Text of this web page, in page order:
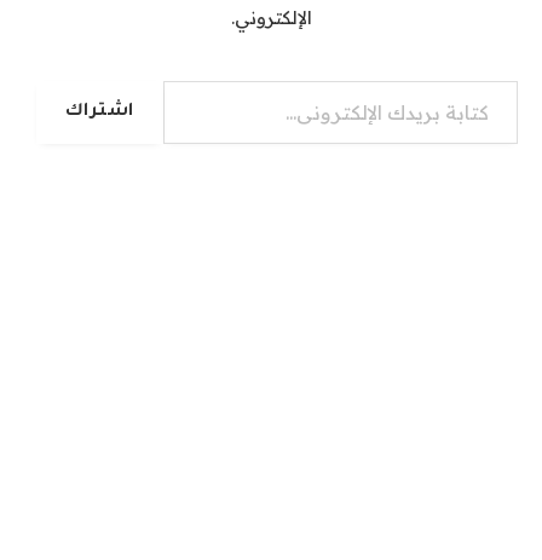
الإلكتروني.
كتابة بريدك الإلكتروني...
اشتراك